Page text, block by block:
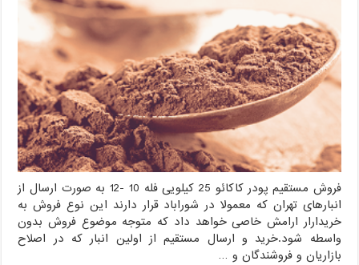
مستقیم
پودر
کاکائو
25
کیلویی
از
انبار
تهران
فروش مستقیم پودر کاکائو 25 کیلویی فله 10 -12 به صورت ارسال از
انبارهای تهران که معمولا در شوراباد قرار دارند این نوع فروش به
خریدارار ارامش خاصی خواهد داد که متوجه موضوع فروش بدون
واسطه شود.خرید و ارسال مستقیم از اولین انبار که در اصلاح
بازاریان و فروشندگان و …